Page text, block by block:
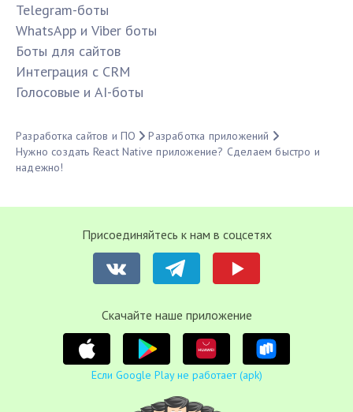
Telegram-боты
WhatsApp и Viber боты
Боты для сайтов
Интеграция с CRM
Голосовые и AI-боты
Разработка сайтов и ПО
Разработка приложений
Нужно создать React Native приложение? Сделаем быстро и
надежно!
Присоединяйтесь к нам в соцсетях
Cкачайте наше приложение
Если Google Play не работает (apk)